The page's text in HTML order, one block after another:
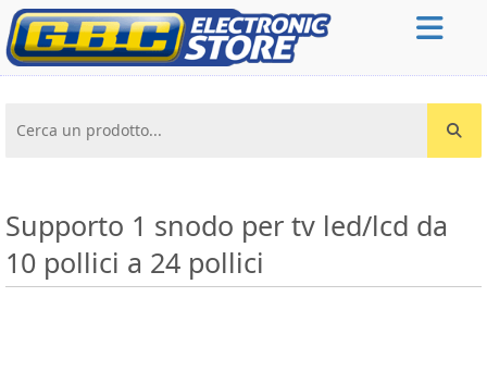
Cerca un prodotto...
Supporto 1 snodo per tv led/lcd da
10 pollici a 24 pollici